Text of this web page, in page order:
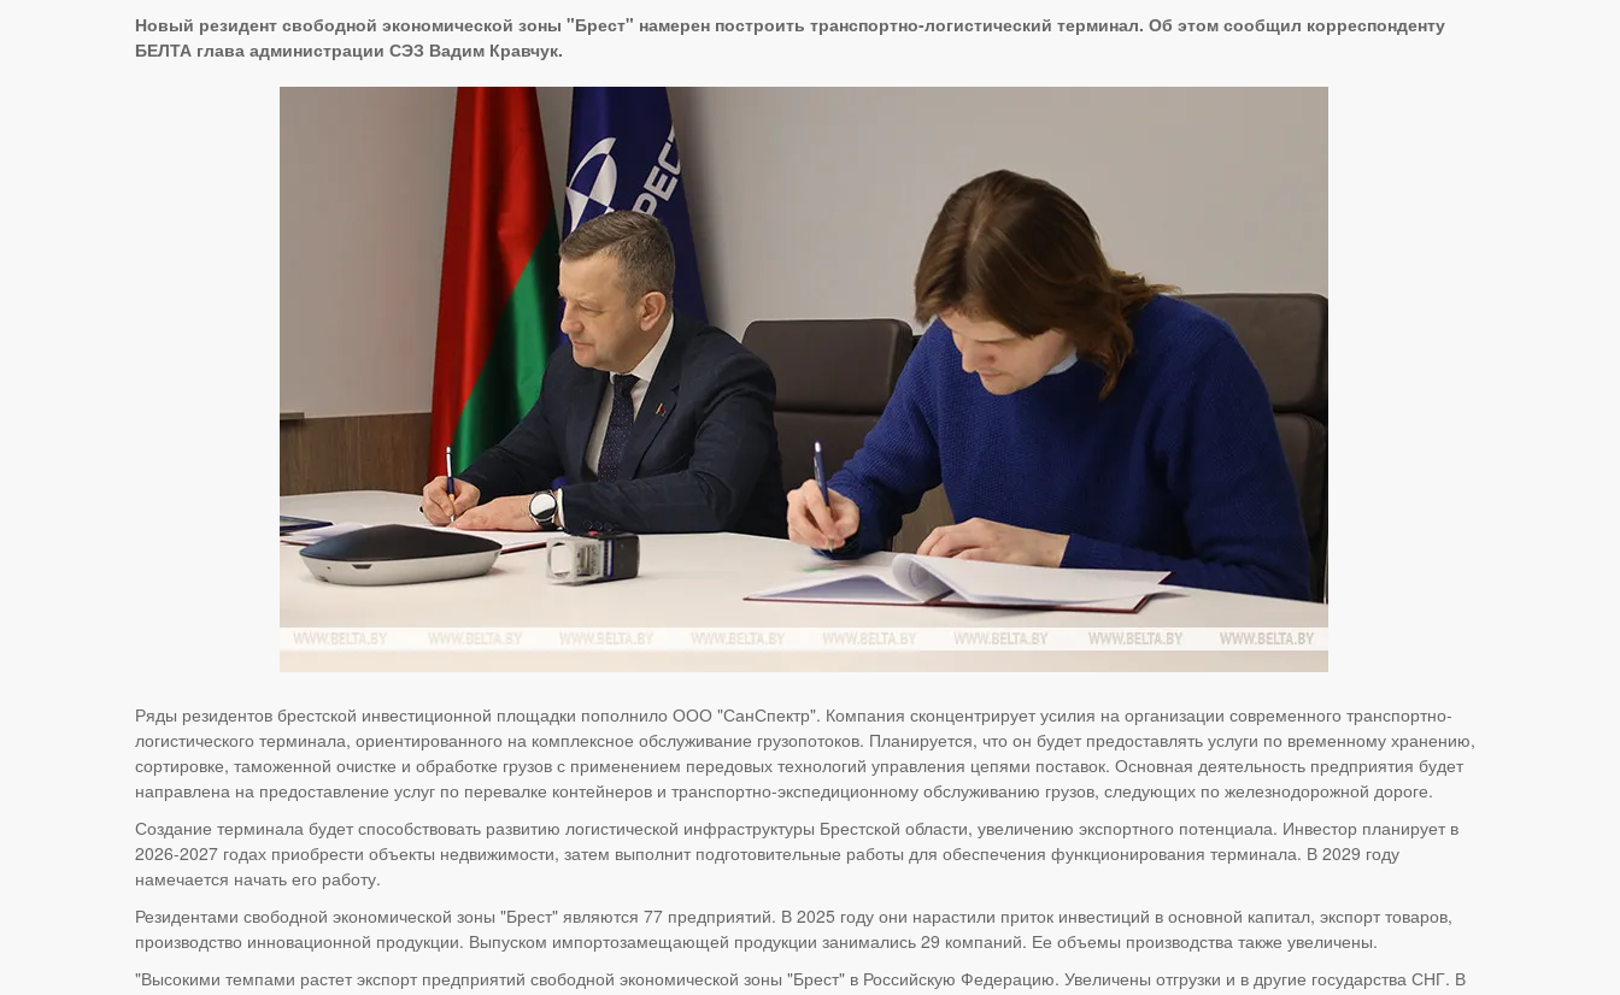
Новый резидент свободной экономической зоны "Брест" намерен построить транспортно-логистический терминал. Об этом сообщил корреспонденту
БЕЛТА глава администрации СЭЗ Вадим Кравчук.
Ряды резидентов брестской инвестиционной площадки пополнило ООО "СанСпектр". Компания сконцентрирует усилия на организации современного транспортно-
логистического терминала, ориентированного на комплексное обслуживание грузопотоков. Планируется, что он будет предоставлять услуги по временному хранению,
сортировке, таможенной очистке и обработке грузов с применением передовых технологий управления цепями поставок. Основная деятельность предприятия будет
направлена на предоставление услуг по перевалке контейнеров и транспортно-экспедиционному обслуживанию грузов, следующих по железнодорожной дороге.
Создание терминала будет способствовать развитию логистической инфраструктуры Брестской области, увеличению экспортного потенциала. Инвестор планирует в
2026-2027 годах приобрести объекты недвижимости, затем выполнит подготовительные работы для обеспечения функционирования терминала. В 2029 году
намечается начать его работу.
Резидентами свободной экономической зоны "Брест" являются 77 предприятий. В 2025 году они нарастили приток инвестиций в основной капитал, экспорт товаров,
производство инновационной продукции. Выпуском импортозамещающей продукции занимались 29 компаний. Ее объемы производства также увеличены.
"Высокими темпами растет экспорт предприятий свободной экономической зоны "Брест" в Российскую Федерацию. Увеличены отгрузки и в другие государства СНГ. В